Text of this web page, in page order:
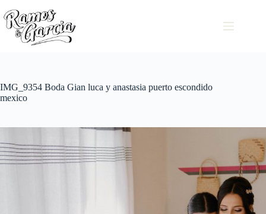
IMG_9354 Boda Gian luca y anastasia puerto escondido
mexico